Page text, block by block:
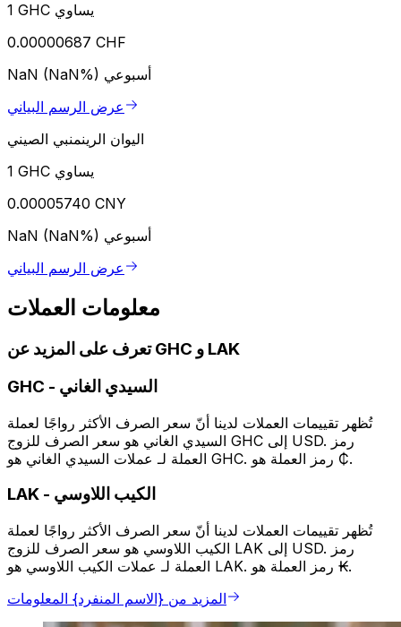
1 GHC يساوي
0.00000687 CHF
NaN (NaN%) أسبوعي
عرض الرسم البياني
اليوان الرينمنبي الصيني
1 GHC يساوي
0.00005740 CNY
NaN (NaN%) أسبوعي
عرض الرسم البياني
معلومات العملات
تعرف على المزيد عن GHC و LAK
GHC - السيدي الغاني
تُظهر تقييمات العملات لدينا أنّ سعر الصرف الأكثر رواجًا لعملة
السيدي الغاني هو سعر الصرف للزوج GHC إلى USD. رمز
العملة لـ عملات السيدي الغاني هو GHC. رمز العملة هو ₵.
LAK - الكيب اللاوسي
تُظهر تقييمات العملات لدينا أنّ سعر الصرف الأكثر رواجًا لعملة
الكيب اللاوسي هو سعر الصرف للزوج LAK إلى USD. رمز
العملة لـ عملات الكيب اللاوسي هو LAK. رمز العملة هو ₭.
المزيد من {الاسم المنفرد} المعلومات